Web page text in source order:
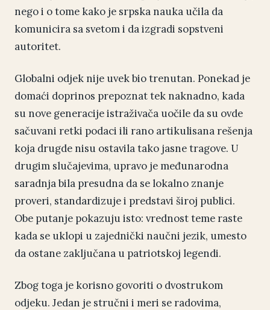
nego i o tome kako je srpska nauka učila da
komunicira sa svetom i da izgradi sopstveni
autoritet.
Globalni odjek nije uvek bio trenutan. Ponekad je
domaći doprinos prepoznat tek naknadno, kada
su nove generacije istraživača uočile da su ovde
sačuvani retki podaci ili rano artikulisana rešenja
koja drugde nisu ostavila tako jasne tragove. U
drugim slučajevima, upravo je međunarodna
saradnja bila presudna da se lokalno znanje
proveri, standardizuje i predstavi široj publici.
Obe putanje pokazuju isto: vrednost teme raste
kada se uklopi u zajednički naučni jezik, umesto
da ostane zaključana u patriotskoj legendi.
Zbog toga je korisno govoriti o dvostrukom
odjeku. Jedan je stručni i meri se radovima,